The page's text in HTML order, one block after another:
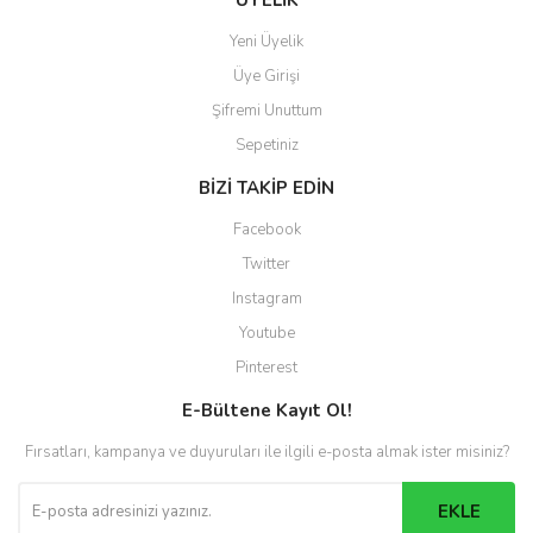
Yeni Üyelik
Üye Girişi
Şifremi Unuttum
Sepetiniz
BİZİ TAKİP EDİN
Facebook
Twitter
Instagram
Youtube
Pinterest
E-Bültene Kayıt Ol!
Fırsatları, kampanya ve duyuruları ile ilgili e-posta almak ister misiniz?
EKLE